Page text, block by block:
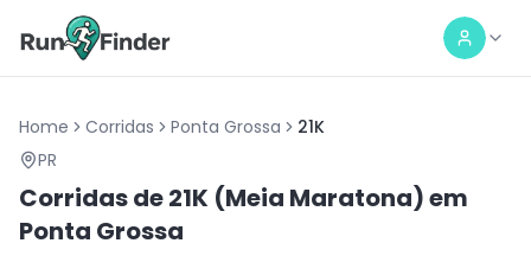
Home Corridas Ponta Grossa
21K
PR
Corridas de21K (Meia Maratona)em
Ponta Grossa